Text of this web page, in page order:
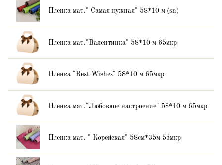
Пленка мат." Самая нужная" 58*10 м (sn)
Пленка мат."Валентинка" 58*10 м 65мкр
Пленка "Best Wishes" 58*10 м 65мкр
Пленка мат."Любовное настроение" 58*10 м 65мкр
Пленка мат. " Корейская" 58см*35м 55мкр